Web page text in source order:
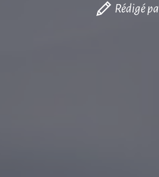
Rédigé